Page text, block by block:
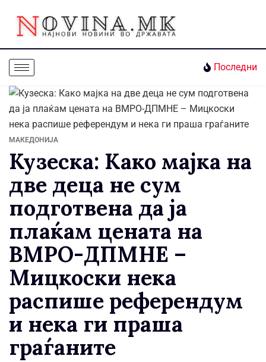
Последни
МАКЕДОНИЈА
Кузеска: Како мајка на
две деца не сум
подготвена да ја
плаќам цената на
ВМРО-ДПМНЕ –
Мицкоски нека
распише референдум
и нека ги праша
граѓаните